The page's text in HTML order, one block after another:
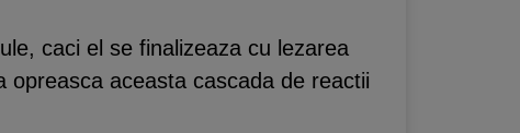
caci el se finalizeaza cu lezarea
opreasca aceasta cascada de reactii